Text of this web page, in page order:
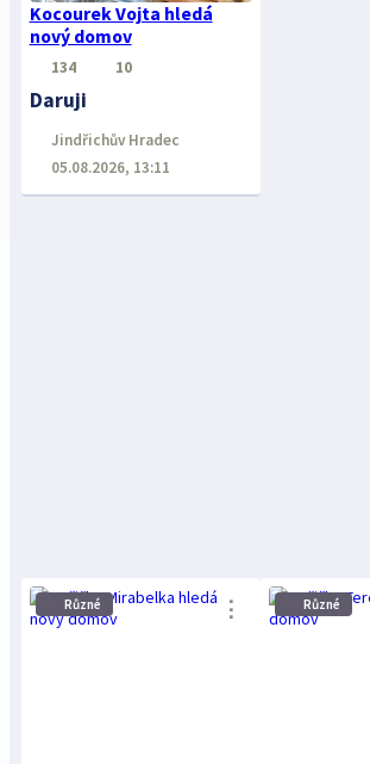
Kocourek Vojta hledá
nový domov
134 10
Daruji
Jindřichův Hradec
05.08.2026, 13:11
Různé ⋮ Různé